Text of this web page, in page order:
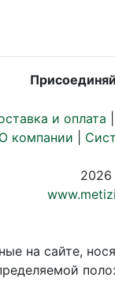
и оплата
О компании
2026
на сайте,